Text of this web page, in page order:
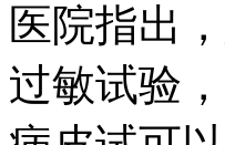
医院指出
过敏试验